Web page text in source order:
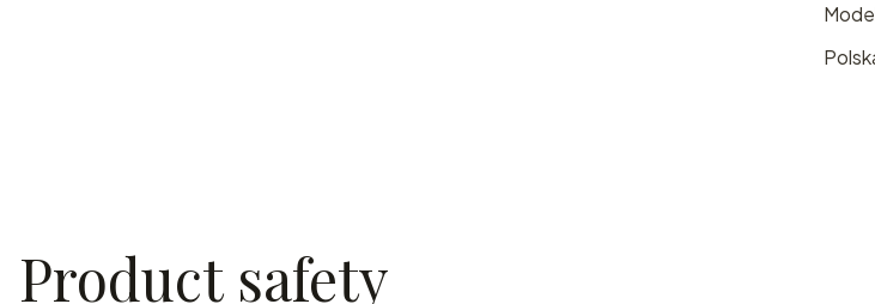
Product safety